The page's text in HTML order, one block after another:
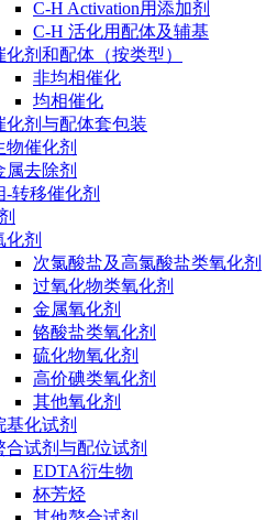
C-H Activation用添加剂
C-H 活化用配体及辅基
化剂和配体（按类型）
非均相催化
均相催化
化剂与配体套包装
物催化剂
属去除剂
-转移催化剂
化剂
次氯酸盐及高氯酸盐类氧化剂
过氧化物类氧化剂
金属氧化剂
铬酸盐类氧化剂
硫化物氧化剂
高价碘类氧化剂
其他氧化剂
基化试剂
合试剂与配位试剂
EDTA衍生物
杯芳烃